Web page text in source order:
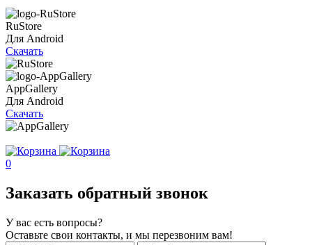
RuStore
Для Android
Скачать
AppGallery
Для Android
Скачать
0
Заказать обратный звонок
У вас есть вопросы?
Оставьте свои контакты, и мы перезвоним вам!